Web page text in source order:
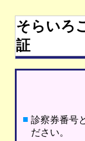
そらいろ
証
■ 診察券番号
ださい。